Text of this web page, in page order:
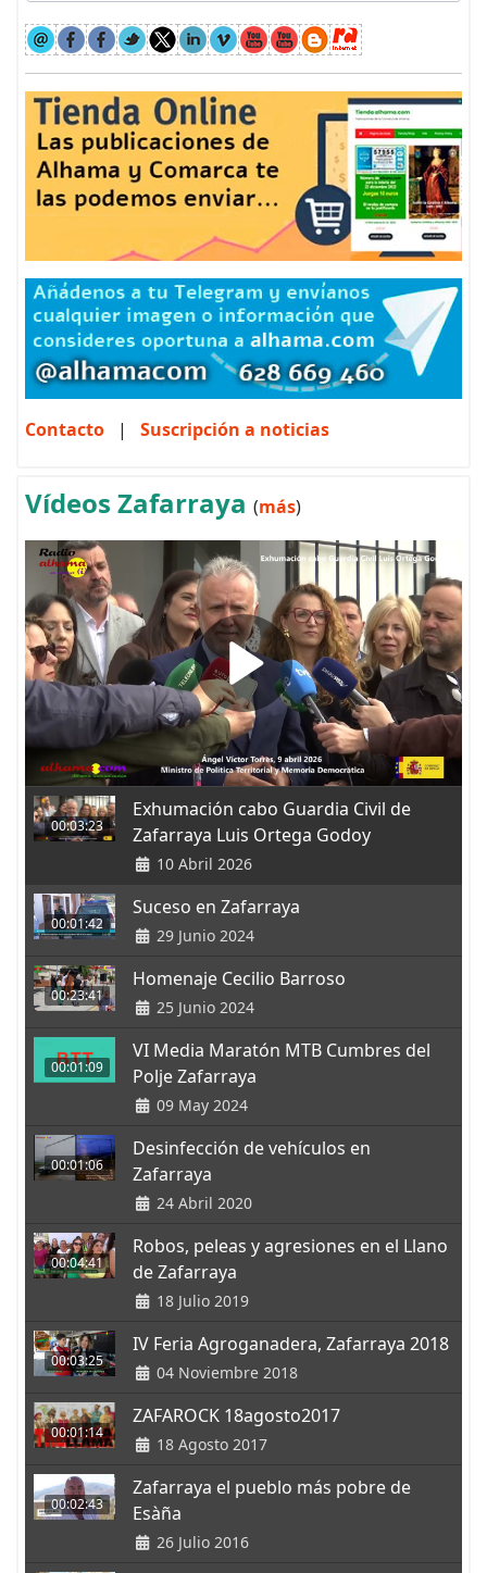
Contacto | Suscripción a noticias
Vídeos Zafarraya (más)
00:03:23
Exhumación cabo Guardia Civil de
Zafarraya Luis Ortega Godoy
10 Abril 2026
00:01:42
Suceso en Zafarraya
29 Junio 2024
00:23:41
Homenaje Cecilio Barroso
25 Junio 2024
00:01:09
VI Media Maratón MTB Cumbres del
Polje Zafarraya
09 May 2024
00:01:06
Desinfección de vehículos en
Zafarraya
24 Abril 2020
00:04:41
Robos, peleas y agresiones en el Llano
de Zafarraya
18 Julio 2019
00:03:25
IV Feria Agroganadera, Zafarraya 2018
04 Noviembre 2018
00:01:14
ZAFAROCK 18agosto2017
18 Agosto 2017
00:02:43
Zafarraya el pueblo más pobre de
Esàña
26 Julio 2016